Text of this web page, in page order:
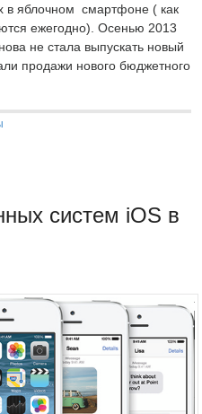
в яблочном смартфоне ( как
ежегодно). Осенью 2013
не стала выпускать новый
продажи нового бюджетного
систем iOS в